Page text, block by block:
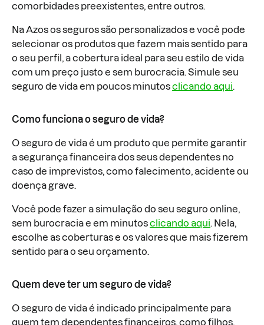
comorbidades preexistentes, entre outros.
Na Azos os seguros são personalizados e você pode
selecionar os produtos que fazem mais sentido para
o seu perfil, a cobertura ideal para seu estilo de vida
com um preço justo e sem burocracia. Simule seu
seguro de vida em poucos minutosclicando aqui.
Como funciona o seguro de vida?
O seguro de vida é um produto que permite garantir
a segurança financeira dos seus dependentes no
caso de imprevistos, como falecimento, acidente ou
doença grave.
Você pode fazer a simulação do seu seguro online,
sem burocracia e em minutosclicando aqui. Nela,
escolhe as coberturas e os valores que mais fizerem
sentido para o seu orçamento.
Quem deve ter um seguro de vida?
O seguro de vida é indicado principalmente para
quem tem dependentes financeiros, como filhos,